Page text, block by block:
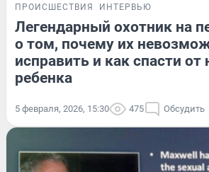
ПРОИСШЕСТВИЯ ИНТЕРВЬЮ
Легендарный охотник на
о том, почему их
исправить и как спасти от
ребенка
5 февраля, 2026, 15:30 475 Обсудить